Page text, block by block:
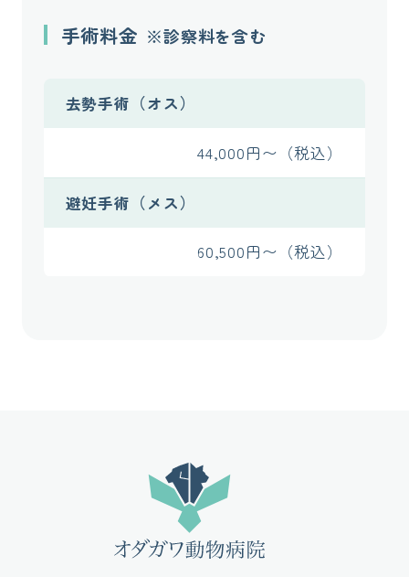
手術料金 ※診察料を含む
去勢手術（オス）
44,000円〜（税込）
避妊手術（メス）
60,500円〜（税込）